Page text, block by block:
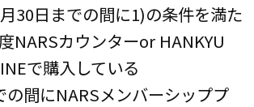
30日までの間に1)の条件を満た
NARSカウンターor HANKYU
で購入している
の間にNARSメンバーシッププ